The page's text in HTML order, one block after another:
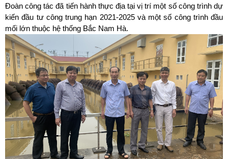
Đoàn công tác đã tiến hành thực địa tại vị trí một số công trình dự
kiến đầu tư công trung hạn 2021-2025 và một số công trình đầu
mối lớn thuộc hệ thống Bắc Nam Hà.